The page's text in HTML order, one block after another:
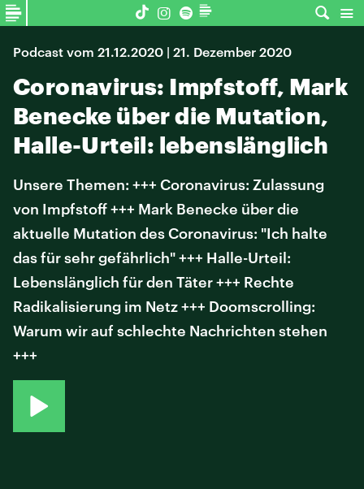
Podcast vom 21.12.2020 | 21. Dezember 2020
Coronavirus: Impfstoff, Mark
Benecke über die Mutation,
Halle-Urteil: lebenslänglich
Unsere Themen: +++ Coronavirus: Zulassung
von Impfstoff +++ Mark Benecke über die
aktuelle Mutation des Coronavirus: "Ich halte
das für sehr gefährlich" +++ Halle-Urteil:
Lebenslänglich für den Täter +++ Rechte
Radikalisierung im Netz +++ Doomscrolling:
Warum wir auf schlechte Nachrichten stehen
+++